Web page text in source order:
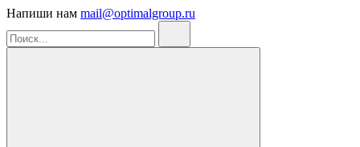
Напиши нам mail@optimalgroup.ru